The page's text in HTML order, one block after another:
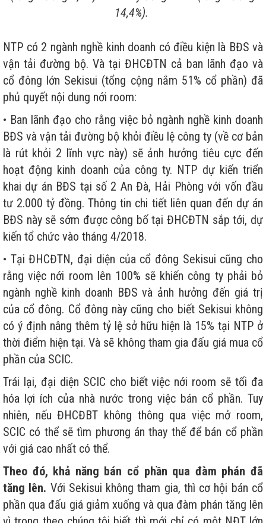
14,4%).
NTP có 2 ngành nghề kinh doanh có điều kiện là BĐS và
vận tải đường bộ. Và tại ĐHCĐTN cả ban lãnh đạo và
cổ đông lớn Sekisui (tổng cộng nắm 51% cổ phần) đã
phủ quyết nội dung nới room:
• Ban lãnh đạo cho rằng việc bỏ ngành nghề kinh doanh
BĐS và vận tải đường bộ khỏi điều lệ công ty (về cơ bản
là rút khỏi 2 lĩnh vực này) sẽ ảnh hưởng tiêu cực đến
hoạt động kinh doanh của công ty. NTP dự kiến triển
khai dự án BĐS tại số 2 An Đà, Hải Phòng với vốn đầu
tư 2.000 tỷ đồng. Thông tin chi tiết liên quan đến dự án
BĐS này sẽ sớm được công bố tại ĐHCĐTN sắp tới, dự
kiến tổ chức vào tháng 4/2018.
• Tại ĐHCĐTN, đại diện của cổ đông Sekisui cũng cho
rằng việc nới room lên 100% sẽ khiến công ty phải bỏ
ngành nghề kinh doanh BĐS và ảnh hưởng đến giá trị
của cổ đông. Cổ đông này cũng cho biết Sekisui không
có ý định nâng thêm tỷ lệ sở hữu hiện là 15% tại NTP ở
thời điểm hiện tại. Và sẽ không tham gia đấu giá mua cổ
phần của SCIC.
Trái lại, đại diện SCIC cho biết việc nới room sẽ tối đa
hóa lợi ích của nhà nước trong việc bán cổ phần. Tuy
nhiên, nếu ĐHCĐBT không thông qua việc mở room,
SCIC có thể sẽ tìm phương án thay thế để bán cổ phần
với giá cao nhất có thể.
Theo đó, khả năng bán cổ phần qua đàm phán đã
tăng lên. Với Sekisui không tham gia, thì cơ hội bán cổ
phần qua đấu giá giảm xuống và qua đàm phán tăng lên